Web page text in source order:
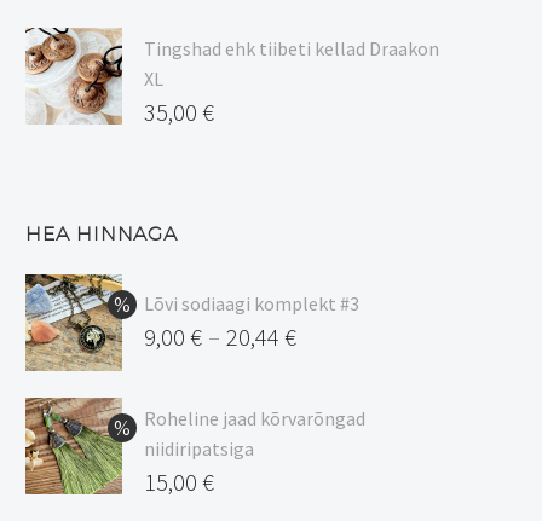
Tingshad ehk tiibeti kellad Draakon
XL
35,00 €
HEA HINNAGA
Lõvi sodiaagi komplekt #3
9,00 € – 20,44 €
9,00 €
kuni
20,44 €
Roheline jaad kõrvarõngad
niidiripatsiga
Algne
15,00 €